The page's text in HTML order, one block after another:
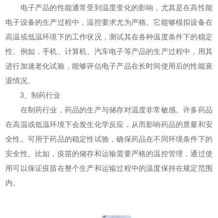
电子产品的性能通常受到温度变化的影响，尤其是在高性能
电子设备的生产过程中，温控要求尤为严格。它能够模拟设备在
高温或低温环境下的工作状况，测试其在各种温度条件下的稳定
性。例如，手机、计算机、汽车电子等产品的生产过程中，用其
进行加速老化试验，能够评估电子产品在长时间使用后的性能衰
退情况。
3、制药行业
在制药行业，药品的生产与储存对温度非常敏感。许多药品
在高温或低温环境下会发生化学反应，从而影响药品的质量和安
全性。可用于药品的稳定性试验，确保药品在不同环境条件下的
安全性。比如，疫苗的储存和运输需要严格的温控管理，通过使
用可以保证疫苗在整个生产和运输过程中的温度保持在规定范围
内。